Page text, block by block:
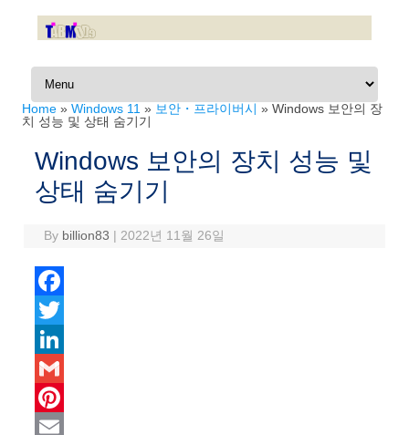
Skip to content
Home » Windows 11 » 보안・프라이버시 » Windows 보안의 장
치 성능 및 상태 숨기기
Windows 보안의 장치 성능 및
상태 숨기기
By billion83 | 2022년 11월 26일
F
a
c
e
b
T
w
L
n
G
m
P